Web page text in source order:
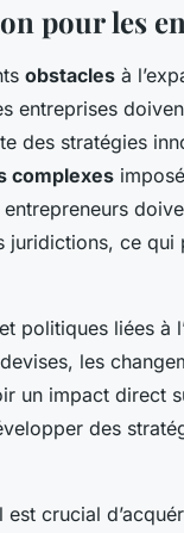
pour les
obstacles à
entreprises
des stratégies
complexes
ce qui
politiques liées à
les
un impact direct
des
crucial